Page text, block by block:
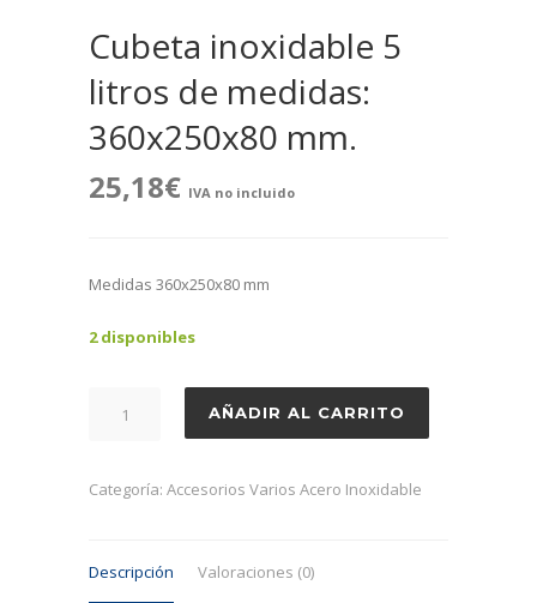
Cubeta inoxidable 5
litros de medidas:
360x250x80 mm.
25,18€ IVA no incluido
Medidas 360x250x80 mm
2 disponibles
litros
360x250x80
AÑADIR AL CARRITO
Categoría: Accesorios Varios Acero Inoxidable
Descripción Valoraciones (0)